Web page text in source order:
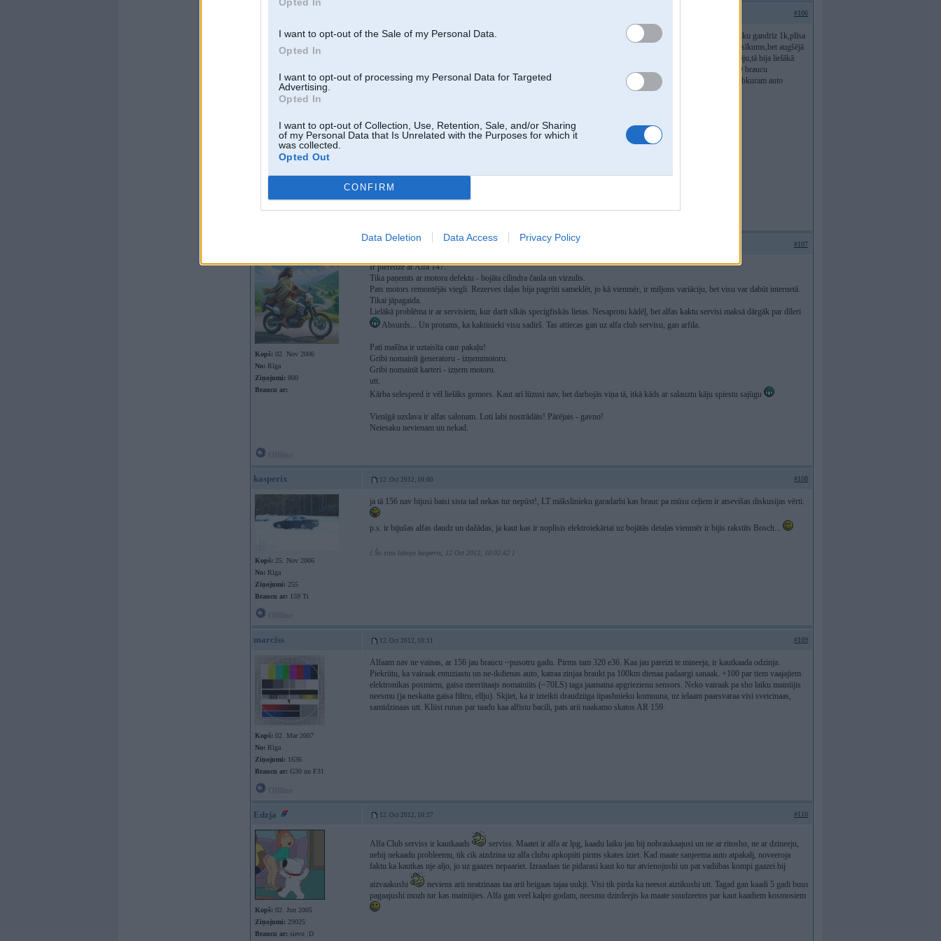
I want to opt-out of the Sale of my Personal Data.
Opted In
I want to opt-out of processing my Personal Data for Targeted
Advertising.
Opted In
I want to opt-out of Collection, Use, Retention, Sale, and/or Sharing
of my Personal Data that Is Unrelated with the Purposes for which it
was collected.
Opted Out
CONFIRM
Data Deletion Data Access Privacy Policy
#106
Rīga
Braucu ar:visiem lipekļiem
Arī ir bijusi pieredze ar 156,bet 2.5 v6,paņēmu lētu,ar mērķi ielikt nedaudz naudiņas,savest kārtībā.Gada laikā ieliku gandrīz 1k,plīsa
un lūza viss pēc kārtas,runāju tieši par ritošo,nomaini augšējo plauktu,pēc nedēļas apakšējais jau grab,tā jau būtu sīkums,bet augšējā
gala detaļas maksā kosmosu! Bet prieks bija par motoru,tam gan nekas nekrita un griezās ūber labi. Alfu sasēdināju,tā bija lielākā
kļūda manā mūžā,ritošā bira ar 2x lielāku ātrumu. Līdz sāka beigties ģenerātors ar steigu pārdevu,nopirku Audi Q braucu
pusgadu,vēl neesmu iztērējis pat 100ls uz auto labošanu,brauc bēdu nezinādams! Runā,ka alfa esot japamēģina jebkuram auto
12. Oct 2012, 09:16 #107
Kopš: 02. Nov 2006
No: Rīga
Ziņojumi: 800
Braucu ar:
Ir pieredze ar Alfa 147.
Tika paņemts ar motora defektu - bojāta cilindra čaula un virzulis.
Pats motors remontējās viegli. Rezerves daļas bija pagrūti sameklēt, jo kā vienmēr, ir miljons variāciju, bet visu var dabūt internetā.
Tikai jāpagaida.
Lielākā problēma ir ar servisiem, kur darīt sīkās specigfiskās lietas. Nesaprotu kādēļ, bet alfas kaktu servisi maksā dārgāk par dīleri
Absurds... Un protams, ka kaktinieki visu sadirš. Tas attiecas gan uz alfa club servisu, gan arfila.
Pati mašīna ir uztaisīta caur pakaļu!
Gribi nomainīt ģeneratoru - izņemmotoru.
Gribi nomainīt karteri - izņem motoru.
utt.
Kārba selespeed ir vēl lielāks gemors. Kaut arī lūzusi nav, bet darbojās viņa tā, itkā kāds ar salauztu kāju spiestu sajūgu
Vienīgā uzslava ir alfas salonam. Loti labi nostrādāts! Pārējais - gavno!
Neiesaku nevienam un nekad.
kasperix 12. Oct 2012, 10:00 #108
Kopš: 25. Nov 2006
No: Rīga
Ziņojumi: 255
Braucu ar: 159 Ti
ja tā 156 nav bijusi baisi sista tad nekas tur nepūst!, LT mākslinieku garadarbi kas brauc pa mūsu ceļiem ir atsevišas diskusijas vērti.
p.s. ir bijušas alfas daudz un dažādas, ja kaut kas ir noplīsis elektroiekārtai uz bojātās detaļas vienmēr ir bijis rakstīts Bosch...
[ Šo ziņu laboja kasperix, 12 Oct 2012, 10:02:42 ]
marciss 12. Oct 2012, 10:11 #109
Kopš: 02. Mar 2007
No: Rīga
Ziņojumi: 1636
Braucu ar: G30 un F31
Alfaam nav ne vainas, ar 156 jau braucu ~pusotru gadu. Pirms tam 320 e36. Kaa jau pareizi te mineeja, ir kautkaada odzinja.
Piekriitu, ka vairaak entuziastu un ne-ikdienas auto, katraa zinjaa braukt pa 100km dienaa padaargi sanaak. +100 par tiem vaajajiem
elektronikas posmiem, gaisa meeriitaajs nomainiits (~70LS) taga jaamaina apgriezienu sensors. Neko vairaak pa sho laiku mainiijis
neesmu (ja neskaita gaisa filtru, ellju). Skjiet, ka ir izteikti draudziiga iipashnieku komuuna, uz ielaam paarsvaraa visi sveicinaas,
samidzinaas utt. Kliist runas par taadu kaa alfistu bacili, pats arii naakamo skatos AR 159.
Edzja 12. Oct 2012, 10:27 #110
Kopš: 02. Jun 2005
Ziņojumi: 29025
Braucu ar: sievu :D
Alfa Club serviss ir kautkaads
serviss. Maatei ir alfa ar lpg, kaadu laiku jau bij nobraukaajusi un ne ar ritosho, ne ar dzineeju,
nebij nekaadu probleemu, tik cik aizdzina uz alfa clubu apkopiiti pirms skates iziet. Kad maate sanjeema auto atpakalj, noveeroja
faktu ka kautkas nje aljo, jo uz gaazes nepaariet. Izraadaas tie pidarasi kaut ko tur atvienojushi un pat vadiibas kompi gaazei bij
aizvaakushi
neviens arii neatzinaas taa arii beigaas tajaa uukji. Visi tik pirda ka neesot aiztikushi utt. Tagad gan kaadi 5 gadi buus
pagaajushi mozh tur kas mainiijies. Alfa gan veel kalpo godam, neesmu dzirdeejis ka maate suudzeetos par kaut kaadiem kosmosiem